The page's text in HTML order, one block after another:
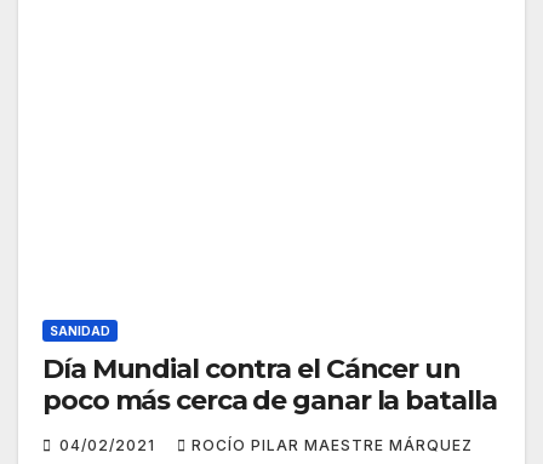
SANIDAD
Día Mundial contra el Cáncer un
poco más cerca de ganar la batalla
04/02/2021 ROCÍO PILAR MAESTRE MÁRQUEZ